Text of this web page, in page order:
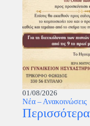
01/08/2026
Νέα – Ανακοινώσεις
Περισσότερα